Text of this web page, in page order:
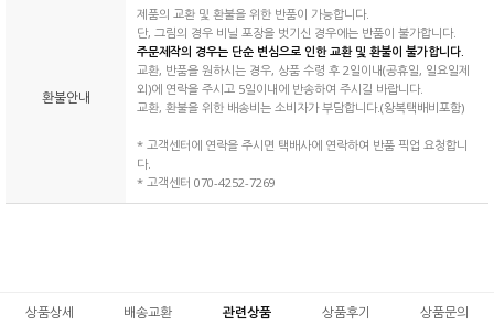
환불안내
제품의 교환 및 환불을 위한 반품이 가능합니다.
단, 그림의 경우 비닐 포장을 벗기신 경우에는 반품이 불가합니다.
주문제작의 경우는 단순 변심으로 인한 교환 및 환불이 불가합니다.
교환, 반품을 원하시는 경우, 상품 수령 후 2일이내(공휴일, 일요일제
외)에 연락을 주시고 5일이내에 반송하여 주시길 바랍니다.
교환, 환불을 위한 배송비는 소비자가 부담합니다.(왕복택배비포함)
* 고객센터에 연락을 주시면 택배사에 연락하여 반품 픽업 요청합니
다.
* 고객센터 070-4252-7269
상품상세 배송교환 관련상품 상품후기 상품문의